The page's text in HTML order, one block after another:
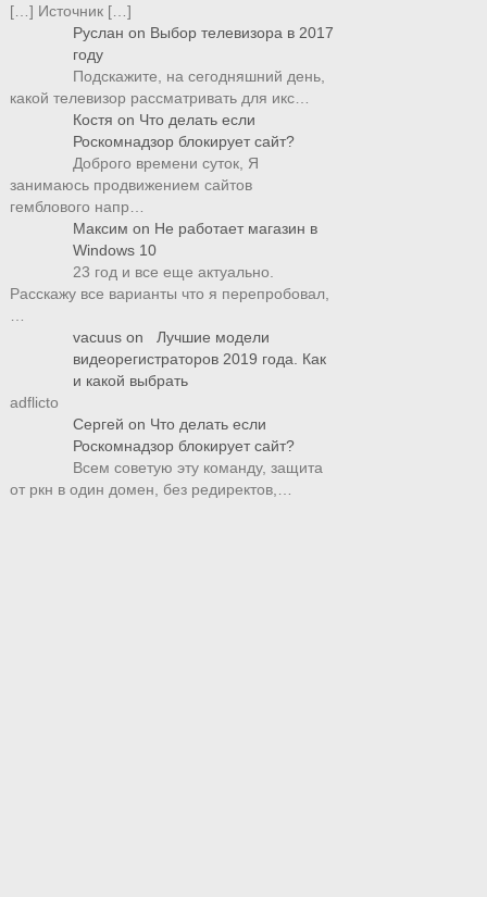
[…] Источник […]
Руслан on Выбор телевизора в 2017
году
Подскажите, на сегодняшний день,
какой телевизор рассматривать для икс…
Костя on Что делать если
Роскомнадзор блокирует сайт?
Доброго времени суток, Я
занимаюсь продвижением сайтов
гемблового напр…
Максим on Не работает магазин в
Windows 10
23 год и все еще актуально.
Расскажу все варианты что я перепробовал,
vacuus on
Лучшие модели
видеорегистраторов 2019 года. Как
и какой выбрать
adflicto
Сергей on Что делать если
Роскомнадзор блокирует сайт?
Всем советую эту команду, защита
от ркн в один домен, без редиректов,…